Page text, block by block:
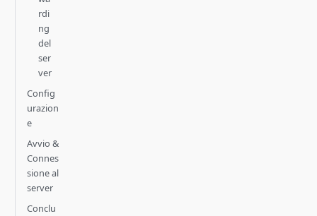
rdi
ng
del
ser
ver
Config
urazion
e
Avvio &
Connes
sione al
server
Conclu